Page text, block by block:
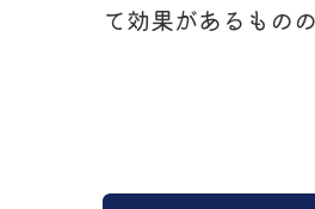
て効果があるもの